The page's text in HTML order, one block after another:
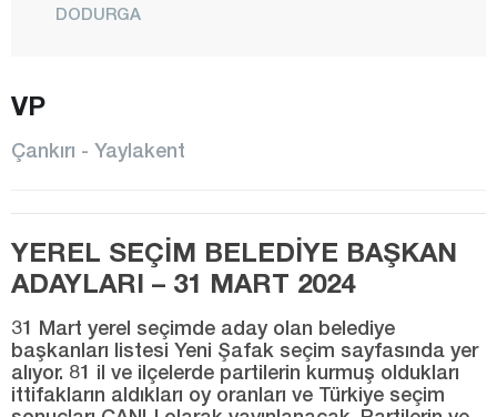
DODURGA
KIZILIRMAK
KURŞUNLU
MERKEZ
ORTA
SAÇAK
ŞABANÖZÜ
VP
Çankırı - Yaylakent
YEREL SEÇİM BELEDİYE BAŞKAN
ADAYLARI – 31 MART 2024
31 Mart yerel seçimde aday olan belediye
başkanları listesi Yeni Şafak seçim sayfasında yer
alıyor. 81 il ve ilçelerde partilerin kurmuş oldukları
ittifakların aldıkları oy oranları ve Türkiye seçim